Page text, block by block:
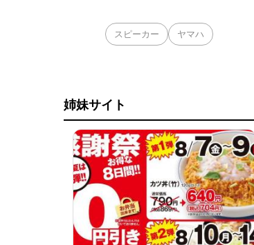
スピーカー ヤマハ
姉妹サイト